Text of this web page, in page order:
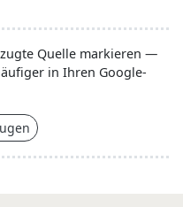
Quelle markieren —
in Ihren Google-